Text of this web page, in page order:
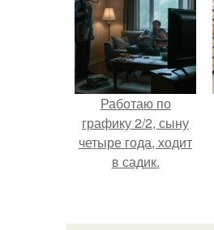
Работаю по
графику 2/2, сыну
четыре года, ходит
в садик.